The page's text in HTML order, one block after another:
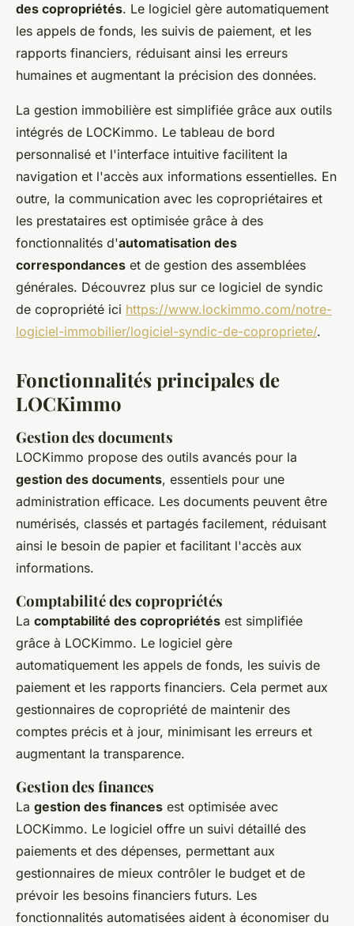
des copropriétés. Le logiciel gère automatiquement
les appels de fonds, les suivis de paiement, et les
rapports financiers, réduisant ainsi les erreurs
humaines et augmentant la précision des données.
La gestion immobilière est simplifiée grâce aux outils
intégrés de LOCKimmo. Le tableau de bord
personnalisé et l'interface intuitive facilitent la
navigation et l'accès aux informations essentielles. En
outre, la communication avec les copropriétaires et
les prestataires est optimisée grâce à des
fonctionnalités d'automatisation des
correspondances et de gestion des assemblées
générales. Découvrez plus sur ce logiciel de syndic
de copropriété ici https://www.lockimmo.com/notre-
logiciel-immobilier/logiciel-syndic-de-copropriete/.
Fonctionnalités principales de
LOCKimmo
Gestion des documents
LOCKimmo propose des outils avancés pour la
gestion des documents, essentiels pour une
administration efficace. Les documents peuvent être
numérisés, classés et partagés facilement, réduisant
ainsi le besoin de papier et facilitant l'accès aux
informations.
Comptabilité des copropriétés
La comptabilité des copropriétés est simplifiée
grâce à LOCKimmo. Le logiciel gère
automatiquement les appels de fonds, les suivis de
paiement et les rapports financiers. Cela permet aux
gestionnaires de copropriété de maintenir des
comptes précis et à jour, minimisant les erreurs et
augmentant la transparence.
Gestion des finances
La gestion des finances est optimisée avec
LOCKimmo. Le logiciel offre un suivi détaillé des
paiements et des dépenses, permettant aux
gestionnaires de mieux contrôler le budget et de
prévoir les besoins financiers futurs. Les
fonctionnalités automatisées aident à économiser du